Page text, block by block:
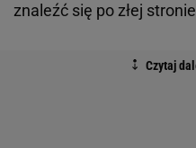
znaleźć się po złej stronie